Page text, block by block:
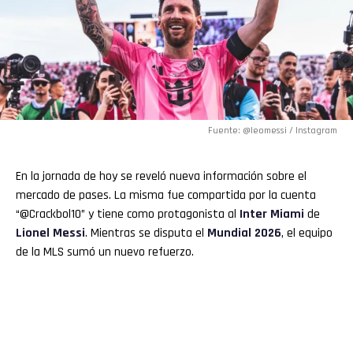
Fuente: @leomessi / Instagram
En la jornada de hoy se reveló nueva información sobre el
mercado de pases. La misma fue compartida por la cuenta
“@Crackbol10” y tiene como protagonista al Inter Miami de
Lionel Messi. Mientras se disputa el Mundial 2026, el equipo
de la MLS sumó un nuevo refuerzo.